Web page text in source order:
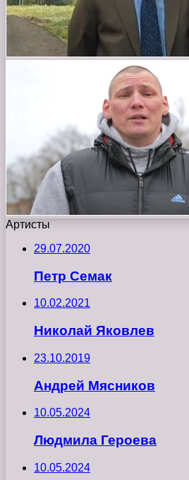
Артисты
29.07.2020
Петр Семак
10.02.2021
Николай Яковлев
23.10.2019
Андрей Мясников
10.05.2024
Людмила Героева
10.05.2024